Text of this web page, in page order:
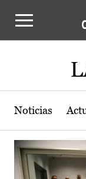
Actualidad
Noticias